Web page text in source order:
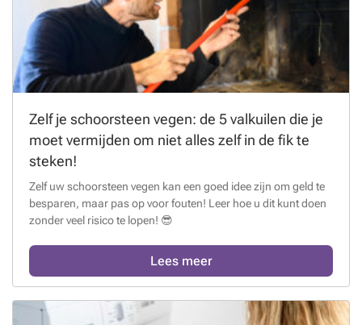
Zelf je schoorsteen vegen: de 5 valkuilen die je
moet vermijden om niet alles zelf in de fik te
steken!
Zelf uw schoorsteen vegen kan een goed idee zijn om geld te
besparen, maar pas op voor fouten! Leer hoe u dit kunt doen
zonder veel risico te lopen! 😎
Lees meer